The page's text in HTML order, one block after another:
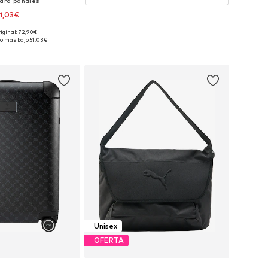
One Size
72,90€
más bajo:51,03€
Unisex
OFERTA